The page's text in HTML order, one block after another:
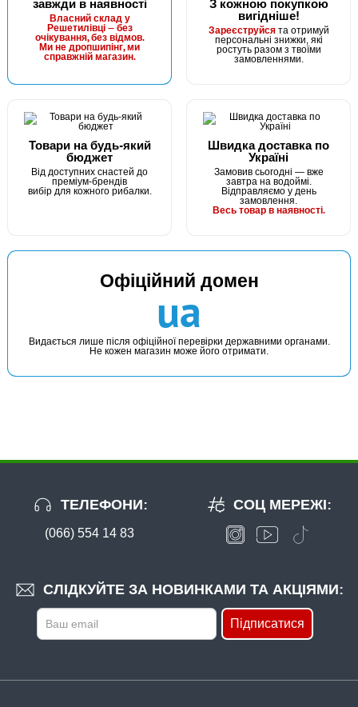
#FK-1008-8
В наявності
24 грн 23 шт.
КУПИТИ
Гачок Fanatik KARAS FK-1008 №8
КУПИТИ
24 грн
завжди в наявності
Власний склад у
Решетилівці — без
очікування, без відмов.
Ми не дропшипінг, ми
справжній магазин.
З кожною покупкою
вигідніше!
Зареєструйсята отримуй
персональні знижки, які
ростуть разом з твоїми
замовленнями.
Товари на будь-який
бюджет
Від доступних снастей до
преміум-брендів
вибір для кожного рибалки.
Швидка доставка по
Україні
Замовив сьогодні — вже
завтра на водоймі.
Відправляємо у день
замовлення.
Весь товар в наявності.
Офіційний домен
ua
Видається лише після офіційної перевірки державними органами.
Не кожен магазин може його отримати.
ТЕЛЕФОНИ:
(066) 554 14 83
СЛІДКУЙТЕ ЗА НОВИНКАМИ ТА АКЦІЯМИ:
Підписатися
СОЦ МЕРЕЖІ: